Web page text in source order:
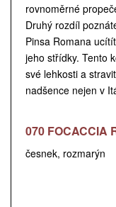
rovnoměrné
Druhý rozdíl
Pinsa Romana
jeho střídky. Tento
své lehkosti a
nadšence nejen v
070 FOCACCIA
česnek, rozmarýn